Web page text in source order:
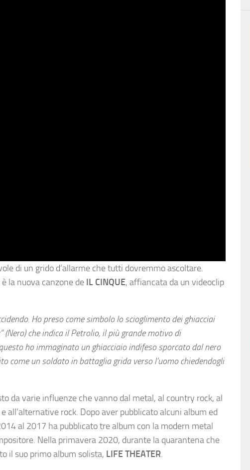
di un grido d’allarme che tutti dovremmo ascoltare.
è la nuova canzone de IL CINQUE, affiancata da un videoclip
Ho preso come simbolo lo scioglimento dei ghiacciai
(Nero) che indica il Petrolio, il più grande motivo di
ho immaginato un ghiacciaio indifeso sporcato dal nero
come un soldato in battaglia grida verso l’uomo chiedendogli
da varie influenze che vanno dal metal, al country rock, al
all’alternative rock. Dopo aver pubblicato alcuni album ed
al 2017 ha pubblicato tre album con la modern metal
Nella primavera 2020, durante la quarantena che
il suo primo album solista, LIFE THEATER.